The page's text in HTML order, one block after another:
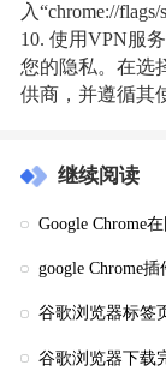
入“chrome://
10. 使用VPN服
您的隐私。在选
供商，并遵循其
继续阅读
Google Chrome
google Chrome
谷歌浏览器标签
谷歌浏览器下载